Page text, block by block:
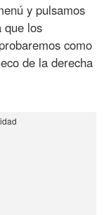
y pulsamos
que los
como
de la derecha